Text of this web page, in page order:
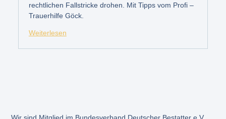
rechtlichen Fallstricke drohen. Mit Tipps vom Profi –
Trauerhilfe Göck.
Weiterlesen